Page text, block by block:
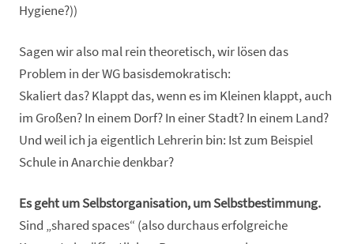
Hygiene?))
Sagen wir also mal rein theoretisch, wir lösen das
Problem in der WG basisdemokratisch:
Skaliert das? Klappt das, wenn es im Kleinen klappt, auch
im Großen? In einem Dorf? In einer Stadt? In einem Land?
Und weil ich ja eigentlich Lehrerin bin: Ist zum Beispiel
Schule in Anarchie denkbar?
Es geht um Selbstorganisation, um Selbstbestimmung.
Sind „shared spaces“ (also durchaus erfolgreiche